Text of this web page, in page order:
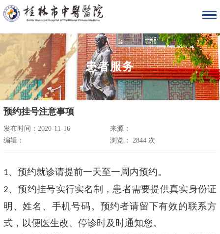
患者服务
预约挂号注意事项
发布时间：2020-11-16
来源：
编辑：
浏览： 2844 次
1、预约就诊请提前一天至一周内预约。
2、预约挂号实行实名制，患者需要提供真实身份证
明、姓名、手机号码。预约者请留下有效的联系方
式，以便医生改、停诊时及时通知您。